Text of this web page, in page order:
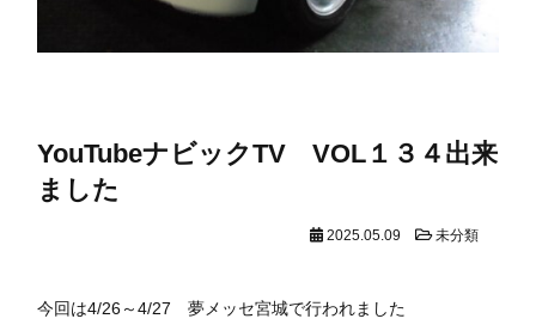
YouTubeナビックTV VOL１３４出来
ました
2025.05.09 未分類
今回は4/26～4/27 夢メッセ宮城で行われました